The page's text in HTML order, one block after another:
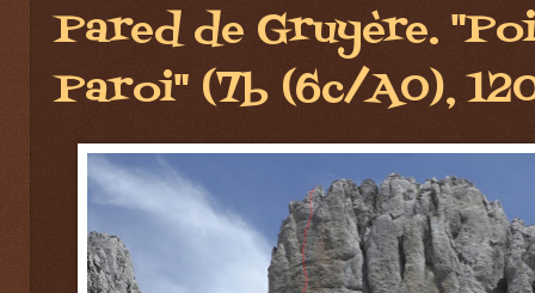
Pared de Gruyère.
Paroi" (7b (6c/A0),